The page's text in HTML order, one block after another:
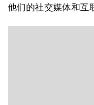
他们的社交媒体和互